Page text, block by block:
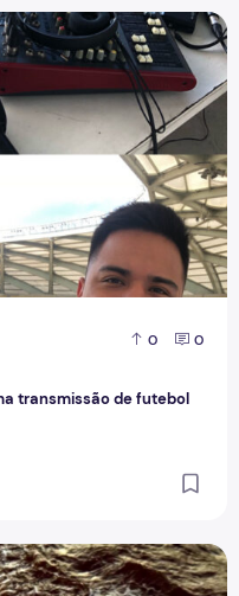
0 0
transmissão de futebol
transmissão de